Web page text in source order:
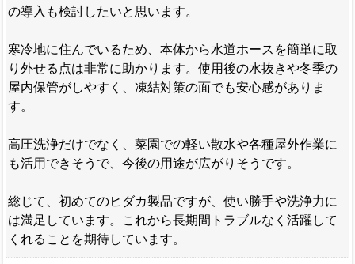
の導入も検討したいと思います。
寒冷地に住んでいるため、本体から水道ホースを簡単に取
り外せる点は非常に助かります。使用後の水抜きや冬季の
屋内保管がしやすく、凍結対策の面でも安心感がありま
す。
高圧洗浄だけでなく、菜園での軽い散水や各種屋外作業に
も活用できそうで、今後の用途が広がりそうです。
総じて、初めてのヒダカ製品ですが、使い勝手や洗浄力に
は満足しています。これから長期間トラブルなく活躍して
くれることを期待しています。